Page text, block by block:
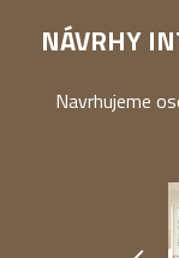
NÁVRHY
Navrhujeme